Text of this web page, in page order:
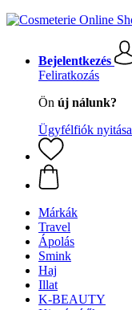
Bejelentkezés
Feliratkozás
Ön új nálunk?
Ügyfélfiók nyitása
Márkák
Travel
Ápolás
Smink
Haj
Illat
K-BEAUTY